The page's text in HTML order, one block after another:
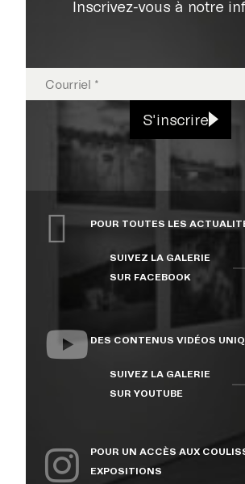
EXPOSITIONS
PUBLICATIONS
COLLECTION
ÉVÉNEMENTS ET
ACTIVITÉS
À PROPOS
NOUS JOINDRE
Inscrivez-vous à notre
S'inscrire
POUR TOUTES LES
SUIVEZ LA GALERIE
SUR FACEBOOK
DES CONTENUS VIDÉOS
SUIVEZ LA GALERIE
SUR YOUTUBE
POUR UN ACCÈS AUX
EXPOSITIONS